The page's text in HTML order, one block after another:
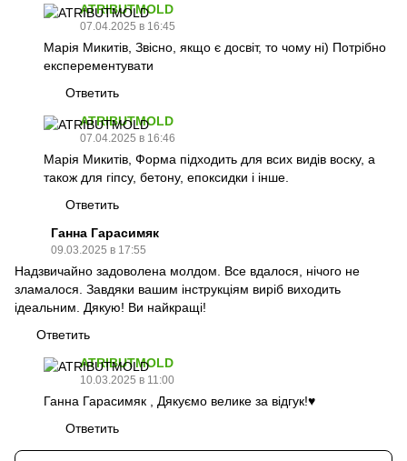
ATRIBUTMOLD
07.04.2025 в 16:45
Марія Микитів, Звісно, якщо є досвіт, то чому ні) Потрібно
експерементувати
Ответить
ATRIBUTMOLD
07.04.2025 в 16:46
Марія Микитів, Форма підходить для всих видів воску, а
також для гіпсу, бетону, епоксидки і інше.
Ответить
Ганна Гарасимяк
09.03.2025 в 17:55
Надзвичайно задоволена молдом. Все вдалося, нічого не
зламалося. Завдяки вашим інструкціям виріб виходить
ідеальним. Дякую! Ви найкращі!
Ответить
ATRIBUTMOLD
10.03.2025 в 11:00
Ганна Гарасимяк , Дякуємо велике за відгук!♥️
Ответить